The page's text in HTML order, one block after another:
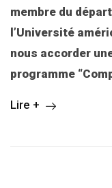
membre du
l’Université
nous accorder
programme
Lire +